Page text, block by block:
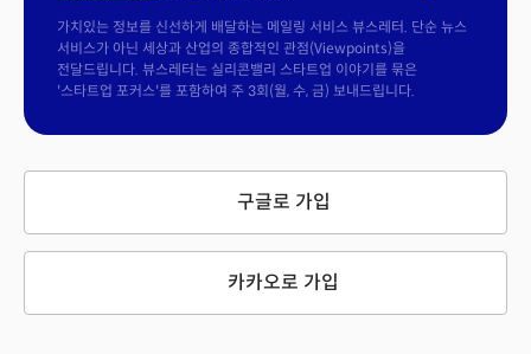
가치있는 정보를 신선하게 배달하는 메일링 서비스 뷰스레터. 단순 뉴스
서비스가 아닌 세상과 산업의 종합적인 관점(Viewpoints)을
전달드립니다. 뷰스레터는 실리콘밸리 스타트업 이야기를 묶은
'스타트업 포커스'를 포함하여 주 3회(월, 수, 금) 보내드립니다.
구글로 가입
카카오로 가입